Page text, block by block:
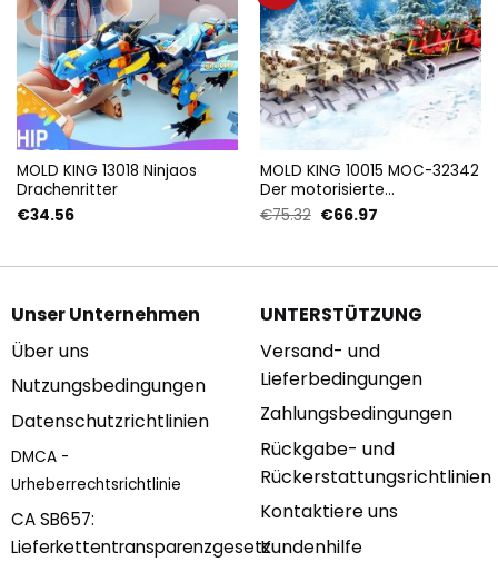
MOLD KING 13018 Ninjaos
Drachenritter
€34.56
MOLD KING 10015 MOC-32342
Der motorisierte
Weihnachtsmann-Schlitten
€75.32 Ursprünglicher
€66.97Aktueller
Unser Unternehmen
Über uns
Nutzungsbedingungen
Datenschutzrichtlinien
DMCA -
Urheberrechtsrichtlinie
CA SB657:
Lieferkettentransparenzgesetz
UNTERSTÜTZUNG
Versand- und
Lieferbedingungen
Zahlungsbedingungen
Rückgabe- und
Rückerstattungsrichtlinien
Kontaktiere uns
Kundenhilfe